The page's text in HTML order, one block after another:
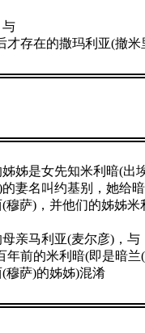
与
才存在的撒玛利亚(撤米
姊是女先知米利暗(出
妻名叫约基别，她给
穆萨)，并他们的姊姊米
亲马利亚(麦尔彦)，与
年前的米利暗(即是暗
穆萨)的姊姊)混淆